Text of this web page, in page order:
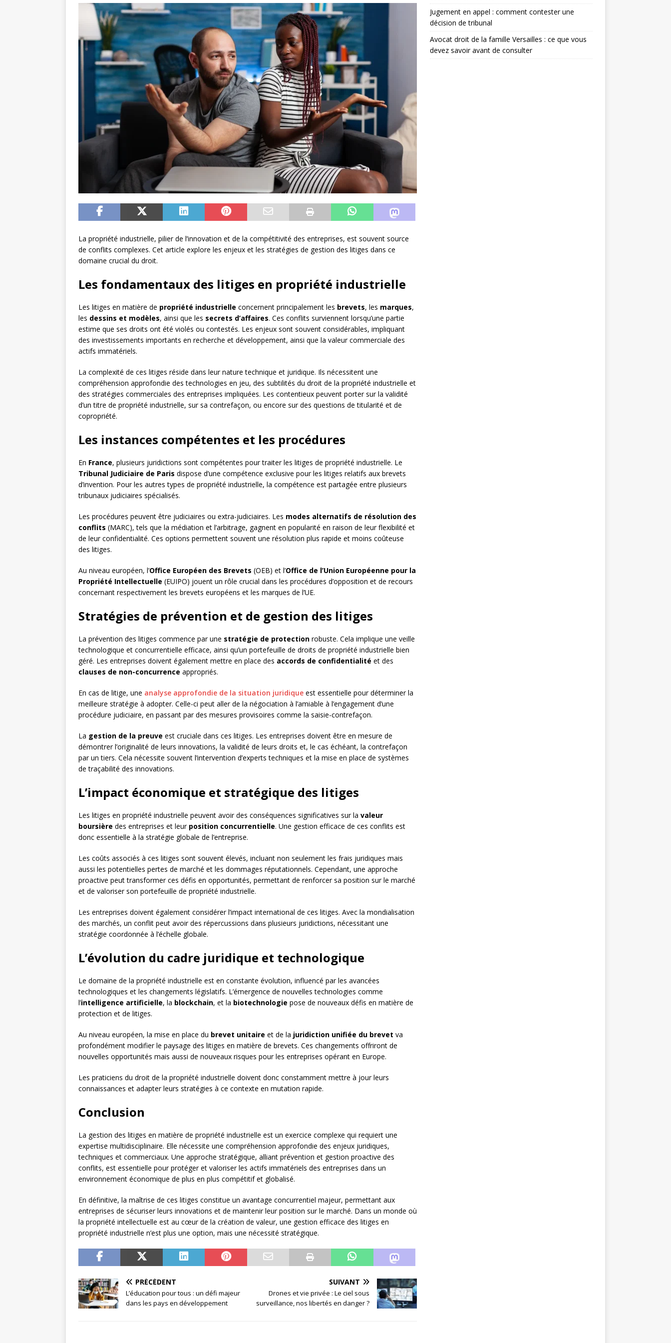
La propriété industrielle, pilier de l’innovation et de la compétitivité des entreprises, est souvent source
de conflits complexes. Cet article explore les enjeux et les stratégies de gestion des litiges dans ce
domaine crucial du droit.
Les fondamentaux des litiges en propriété industrielle
Les litiges en matière de propriété industrielle concernent principalement les brevets, les marques,
les dessins et modèles, ainsi que les secrets d’affaires. Ces conflits surviennent lorsqu’une partie
estime que ses droits ont été violés ou contestés. Les enjeux sont souvent considérables, impliquant
des investissements importants en recherche et développement, ainsi que la valeur commerciale des
actifs immatériels.
La complexité de ces litiges réside dans leur nature technique et juridique. Ils nécessitent une
compréhension approfondie des technologies en jeu, des subtilités du droit de la propriété industrielle et
des stratégies commerciales des entreprises impliquées. Les contentieux peuvent porter sur la validité
d’un titre de propriété industrielle, sur sa contrefaçon, ou encore sur des questions de titularité et de
copropriété.
Les instances compétentes et les procédures
En France, plusieurs juridictions sont compétentes pour traiter les litiges de propriété industrielle. Le
Tribunal Judiciaire de Paris dispose d’une compétence exclusive pour les litiges relatifs aux brevets
d’invention. Pour les autres types de propriété industrielle, la compétence est partagée entre plusieurs
tribunaux judiciaires spécialisés.
Les procédures peuvent être judiciaires ou extra-judiciaires. Les modes alternatifs de résolution des
conflits (MARC), tels que la médiation et l’arbitrage, gagnent en popularité en raison de leur flexibilité et
de leur confidentialité. Ces options permettent souvent une résolution plus rapide et moins coûteuse
des litiges.
Au niveau européen, l’Office Européen des Brevets (OEB) et l’Office de l’Union Européenne pour la
Propriété Intellectuelle (EUIPO) jouent un rôle crucial dans les procédures d’opposition et de recours
concernant respectivement les brevets européens et les marques de l’UE.
Stratégies de prévention et de gestion des litiges
La prévention des litiges commence par une stratégie de protection robuste. Cela implique une veille
technologique et concurrentielle efficace, ainsi qu’un portefeuille de droits de propriété industrielle bien
géré. Les entreprises doivent également mettre en place des accords de confidentialité et des
clauses de non-concurrence appropriés.
En cas de litige, une analyse approfondie de la situation juridique est essentielle pour déterminer la
meilleure stratégie à adopter. Celle-ci peut aller de la négociation à l’amiable à l’engagement d’une
procédure judiciaire, en passant par des mesures provisoires comme la saisie-contrefaçon.
La gestion de la preuve est cruciale dans ces litiges. Les entreprises doivent être en mesure de
démontrer l’originalité de leurs innovations, la validité de leurs droits et, le cas échéant, la contrefaçon
par un tiers. Cela nécessite souvent l’intervention d’experts techniques et la mise en place de systèmes
de traçabilité des innovations.
L’impact économique et stratégique des litiges
Les litiges en propriété industrielle peuvent avoir des conséquences significatives sur la valeur
boursière des entreprises et leur position concurrentielle. Une gestion efficace de ces conflits est
donc essentielle à la stratégie globale de l’entreprise.
Les coûts associés à ces litiges sont souvent élevés, incluant non seulement les frais juridiques mais
aussi les potentielles pertes de marché et les dommages réputationnels. Cependant, une approche
proactive peut transformer ces défis en opportunités, permettant de renforcer sa position sur le marché
et de valoriser son portefeuille de propriété industrielle.
Les entreprises doivent également considérer l’impact international de ces litiges. Avec la mondialisation
des marchés, un conflit peut avoir des répercussions dans plusieurs juridictions, nécessitant une
stratégie coordonnée à l’échelle globale.
L’évolution du cadre juridique et technologique
Le domaine de la propriété industrielle est en constante évolution, influencé par les avancées
technologiques et les changements législatifs. L’émergence de nouvelles technologies comme
l’intelligence artificielle, la blockchain, et la biotechnologie pose de nouveaux défis en matière de
protection et de litiges.
Au niveau européen, la mise en place du brevet unitaire et de la juridiction unifiée du brevet va
profondément modifier le paysage des litiges en matière de brevets. Ces changements offriront de
nouvelles opportunités mais aussi de nouveaux risques pour les entreprises opérant en Europe.
Les praticiens du droit de la propriété industrielle doivent donc constamment mettre à jour leurs
connaissances et adapter leurs stratégies à ce contexte en mutation rapide.
Conclusion
La gestion des litiges en matière de propriété industrielle est un exercice complexe qui requiert une
expertise multidisciplinaire. Elle nécessite une compréhension approfondie des enjeux juridiques,
techniques et commerciaux. Une approche stratégique, alliant prévention et gestion proactive des
conflits, est essentielle pour protéger et valoriser les actifs immatériels des entreprises dans un
environnement économique de plus en plus compétitif et globalisé.
En définitive, la maîtrise de ces litiges constitue un avantage concurrentiel majeur, permettant aux
entreprises de sécuriser leurs innovations et de maintenir leur position sur le marché. Dans un monde où
la propriété intellectuelle est au cœur de la création de valeur, une gestion efficace des litiges en
propriété industrielle n’est plus une option, mais une nécessité stratégique.
PRÉCÉDENT
L’éducation pour tous : un défi majeur
dans les pays en développement
SUIVANT
Drones et vie privée : Le ciel sous
surveillance, nos libertés en danger ?
Jugement en appel : comment contester une
décision de tribunal
Avocat droit de la famille Versailles : ce que vous
devez savoir avant de consulter